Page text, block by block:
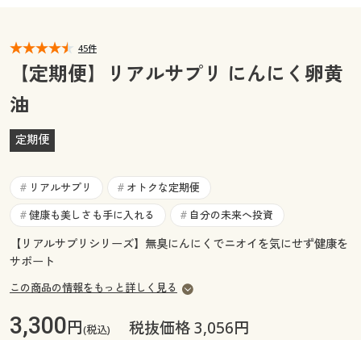
マイページ
閲覧履歴
お気に入り
サポート
ご利用ガイド
閲覧履歴
お気に入り
サポート
ご利用ガイド
よくある質問とお問い合わせ
45件
【定期便】リアルサプリ にんにく卵黄
油
定期便
# リアルサプリ # オトクな定期便
# 健康も美しさも手に入れる # 自分の未来へ投資
【リアルサプリシリーズ】無臭にんにくでニオイを気にせず健康を
サポート
この商品の情報をもっと詳しく見る
3,300円(税込) 税抜価格 3,056円